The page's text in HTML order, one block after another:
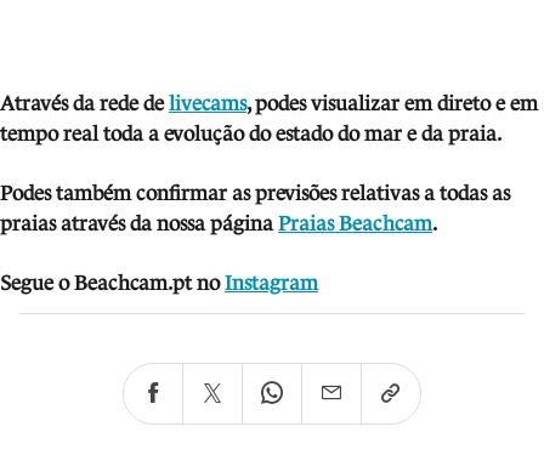
Através da rede delivecams, podes visualizar em direto e em
tempo real toda a evolução do estado do mar e da praia.
Podes também confirmar as previsões relativas a todas as
praias através da nossa páginaPraias Beachcam.
Segue o Beachcam.pt no Instagram